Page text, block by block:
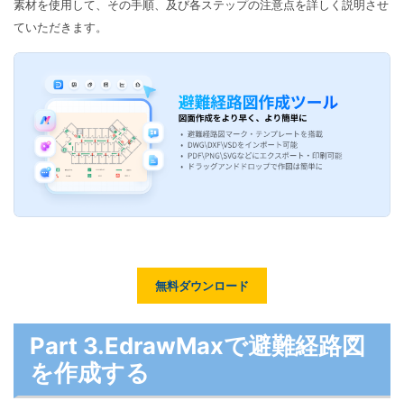
素材を使用して、その手順、及び各ステップの注意点を詳しく説明させ
ていただきます。
無料ダウンロード
Part 3.EdrawMaxで避難経路図
を作成する